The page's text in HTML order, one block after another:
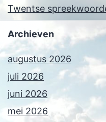
Twentse
Archieven
augustus 2026
juli 2026
juni 2026
mei 2026